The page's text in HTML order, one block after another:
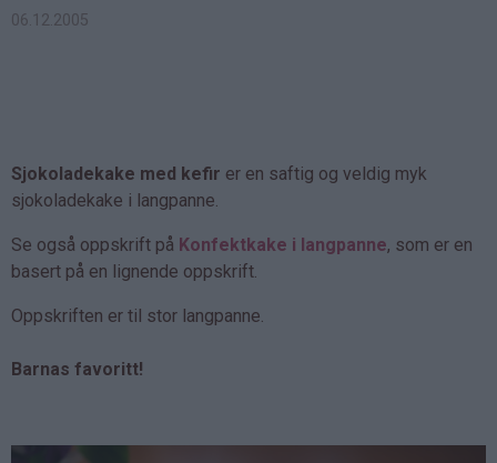
06.12.2005
Sjokoladekake med kefir er en saftig og veldig myk
sjokoladekake i langpanne.
Se også oppskrift på Konfektkake i langpanne, som er en
basert på en lignende oppskrift.
Oppskriften er til stor langpanne.
Barnas favoritt!